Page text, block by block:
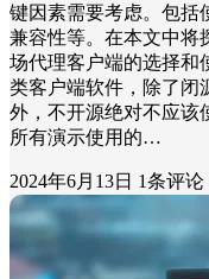
键因素需要考虑。包括
兼容性等。在本文中将
场代理客户端的选择和
类客户端软件，除了闭
外，不开源绝对不应该
所有演示使用的…
2024年6月13日 1条评论